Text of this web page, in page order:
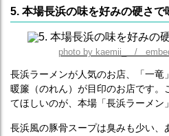
5. 本場長浜の味を好みの硬さで
photo by kaemii_ /
長浜ラーメンが人気のお店、「一竜
暖簾（のれん）が目印のお店です。
てほしいのが、本場「長浜ラーメン
長浜風の豚骨スープは臭みも少い、